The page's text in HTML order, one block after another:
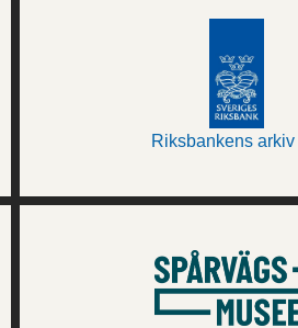
Riksbankens arkiv